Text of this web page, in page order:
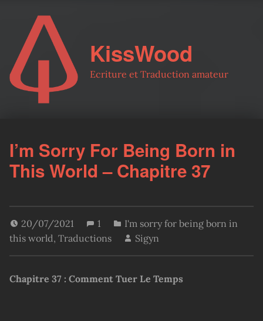
KissWood
Ecriture et Traduction amateur
I’m Sorry For Being Born in
This World – Chapitre 37
20/07/2021 1
I'm sorry for being born in
this world, Traductions Sigyn
Chapitre 37 : Comment Tuer Le Temps